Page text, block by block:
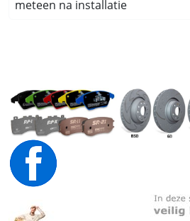
meteen na installatie